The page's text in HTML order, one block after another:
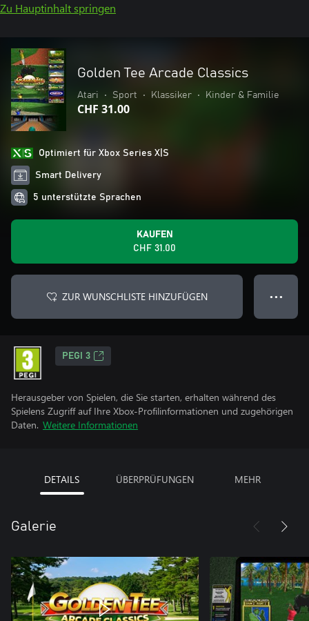
Zu Hauptinhalt springen
Golden Tee Arcade Classics
Atari • Sport • Klassiker • Kinder & Familie
CHF 31.00
Optimiert für Xbox Series X|S
Smart Delivery
5 unterstützte Sprachen
KAUFEN
CHF 31.00
ZUR WUNSCHLISTE HINZUFÜGEN ● ● ●
PEGI 3
Herausgeber von Spielen, die Sie starten, erhalten während des
Spielens Zugriff auf Ihre Xbox-Profilinformationen und zugehörigen
Daten. Weitere Informationen
DETAILS ÜBERPRÜFUNGEN MEHR
Galerie